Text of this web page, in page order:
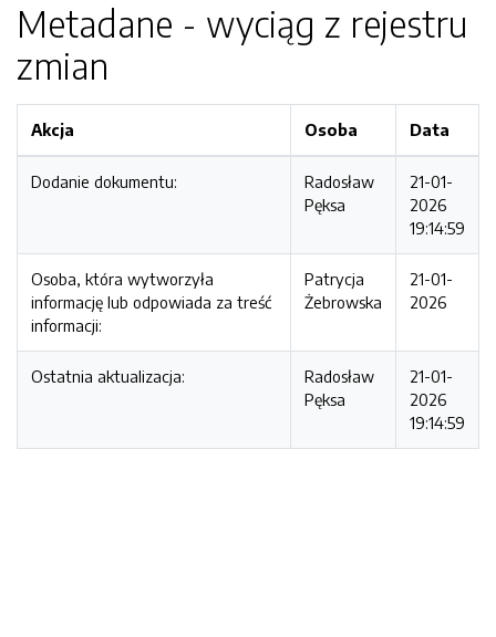
Metadane - wyciąg z rejestru
zmian
Akcja Osoba Data
Dodanie dokumentu:
Radosław
Pęksa
21-01-
2026
19:14:59
Osoba, która wytworzyła
informację lub odpowiada za treść
informacji:
Patrycja
Żebrowska
21-01-
2026
Ostatnia aktualizacja:
Radosław
Pęksa
21-01-
2026
19:14:59